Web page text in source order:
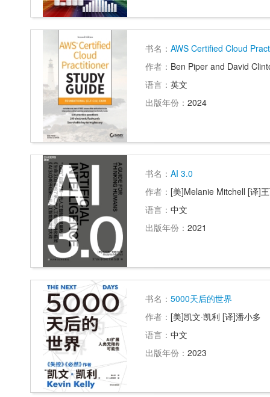
书名： AWS Certified Cloud
作者： Ben Piper and David
语言： 英文
出版年份： 2024
书名： AI 3.0
作者： [美]Melanie Mitchell [译]
语言： 中文
出版年份： 2021
书名： 5000天后的世界
作者： [美]凯文·凯利 [译]潘小多
语言： 中文
出版年份： 2023